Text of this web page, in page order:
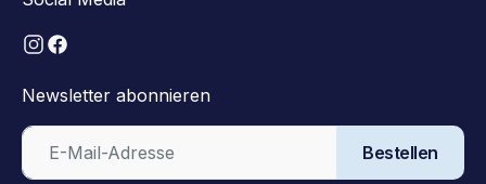
Newsletter abonnieren
Bestellen